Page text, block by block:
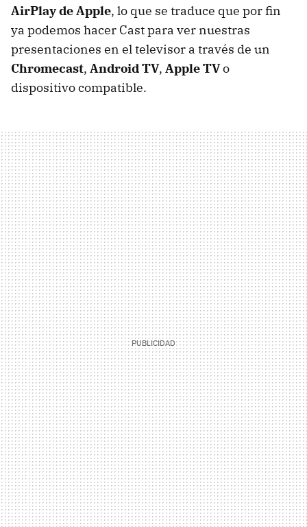
AirPlay de Apple, lo que se traduce que por fin
ya podemos hacer Cast para ver nuestras
presentaciones en el televisor a través de un
Chromecast, Android TV, Apple TVo
dispositivo compatible.